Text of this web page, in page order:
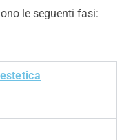
le seguenti fasi: